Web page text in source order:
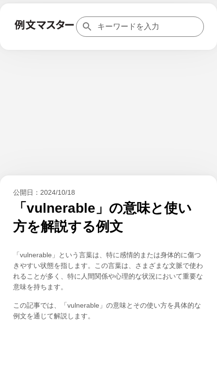
公開日： 2024/10/18
「vulnerable」の意味と使い
方を解説する例文
「vulnerable」という言葉は、特に感情的または身体的に傷つ
きやすい状態を指します。この言葉は、さまざまな文脈で使わ
れることが多く、特に人間関係や心理的な状況において重要な
意味を持ちます。
この記事では、「vulnerable」の意味とその使い方を具体的な
例文を通じて解説します。